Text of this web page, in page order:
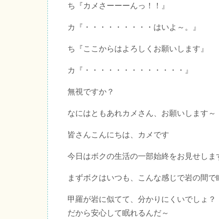
ち『カメさーーーんっ！！』
カ『・・・・・・・・・はいよ～。』
ち『ここからはよろしくお願いします』
カ『・・・・・・・・・・・・・』
無視ですか？
なにはともあれカメさん、お願いします～
皆さんこんにちは、カメです
今日はボクの生活の一部始終をお見せしま
まずボクはいつも、こんな感じで岩の間で
甲羅が岩に似てて、分かりにくいでしょ？
だから安心して眠れるんだ～